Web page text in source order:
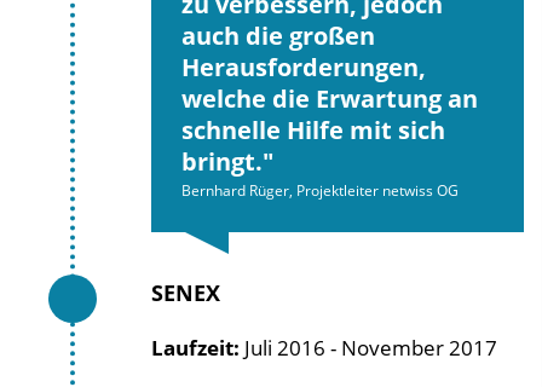
auch die großen
Herausforderungen,
welche die Erwartung an
schnelle Hilfe mit sich
bringt.
Bernhard Rüger, Projektleiter netwiss OG
SENEX
Laufzeit: Juli 2016 - November 2017